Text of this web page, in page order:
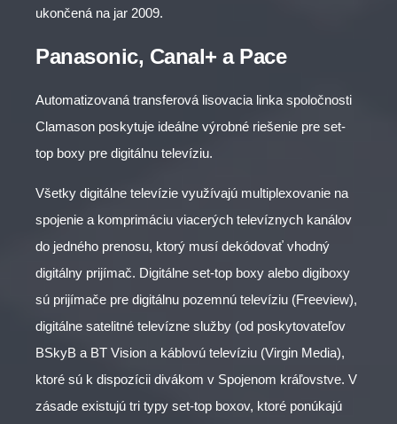
ukončená na jar 2009.
Panasonic, Canal+ a Pace
Automatizovaná transferová lisovacia linka spoločnosti
Clamason poskytuje ideálne výrobné riešenie pre set-
top boxy pre digitálnu televíziu.
Všetky digitálne televízie využívajú multiplexovanie na
spojenie a komprimáciu viacerých televíznych kanálov
do jedného prenosu, ktorý musí dekódovať vhodný
digitálny prijímač. Digitálne set-top boxy alebo digiboxy
sú prijímače pre digitálnu pozemnú televíziu (Freeview),
digitálne satelitné televízne služby (od poskytovateľov
BSkyB a BT Vision a káblovú televíziu (Virgin Media),
ktoré sú k dispozícii divákom v Spojenom kráľovstve. V
zásade existujú tri typy set-top boxov, ktoré ponúkajú